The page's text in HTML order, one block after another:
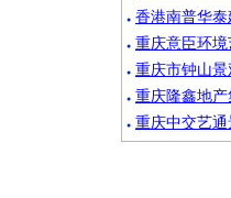
● 香港南普华
● 重庆意臣环
● 重庆市钟山
● 重庆隆鑫地
● 重庆中交艺